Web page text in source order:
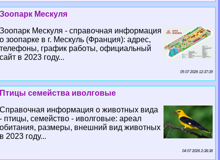
Зоопарк Мескуля
Зоопарк Мескуля - справочная информация
о зоопарке в г. Мескуль (Франция): адрес,
телефоны, график работы, официальный
сайт в 2023 году...
05 07 2026 12:37:39
Птицы семейства иволговые
Справочная информация о животных вида
- птицы, семейство - иволговые: ареал
обитания, размеры, внешний вид животных
в 2023 году...
04 07 2026 2:38:38